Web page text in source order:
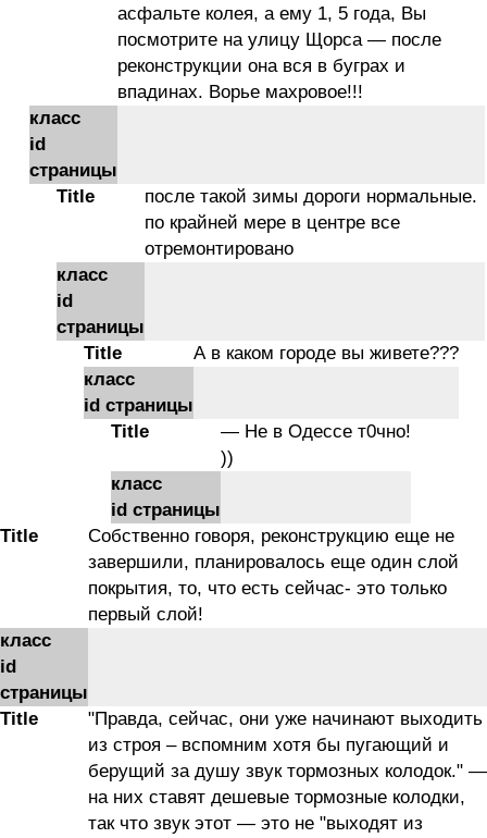
асфальте колея, а ему 1, 5 года, Вы
посмотрите на улицу Щорса — после
реконструкции она вся в буграх и
впадинах. Ворье махровое!!!
класс
id
страницы
Title
после такой зимы дороги нормальные.
по крайней мере в центре все
отремонтировано
класс
id
страницы
Title
А в каком городе вы живете???
класс
id страницы
Title
— Не в Одессе т0чно!
))
класс
id страницы
Title
Собственно говоря, реконструкцию еще не
завершили, планировалось еще один слой
покрытия, то, что есть сейчас- это только
первый слой!
класс
id
страницы
Title
"Правда, сейчас, они уже начинают выходить
из строя – вспомним хотя бы пугающий и
берущий за душу звук тормозных колодок." —
на них ставят дешевые тормозные колодки,
так что звук этот — это не "выходят из